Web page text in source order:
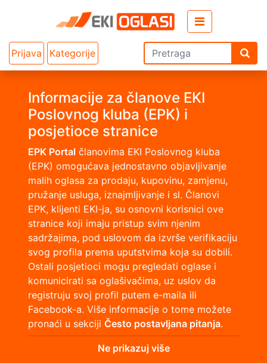
Prijava Kategorije
Informacije za članove EKI
Poslovnog kluba (EPK) i
posjetioce stranice
EPK Portal članovima EKI Poslovnog kluba
(EPK) omogućava jednostavno objavljivanje
malih oglasa za prodaju, kupovinu, zamjenu,
pružanje usluga, iznajmljivanje i sl. Članovi
EPK, klijenti EKI-ja, su osnovni korisnici ove
stranice koji imaju pristup svim njenim
sadržajima, pod uslovom da izvrše verifikaciju
svog profila prema uputstvima koja su dobili.
Ostali posjetioci mogu pregledati oglase i
komunicirati sa oglašivačima, uz uslov da
registruju svoj profil putem e-maila ili
Facebook-a. Više informacije o tome možete
pronaći u sekciji Često postavljana pitanja.
Ne prikazuj više